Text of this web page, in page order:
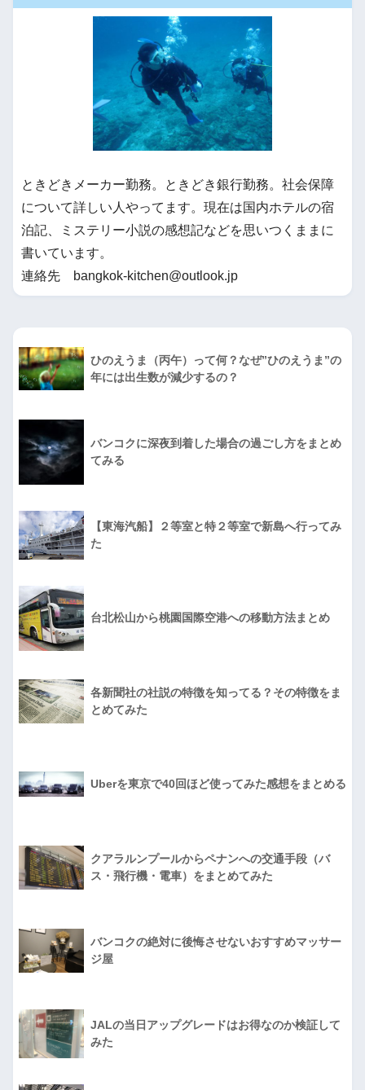
ときどきメーカー勤務。ときどき銀行勤務。社会保障
について詳しい人やってます。現在は国内ホテルの宿
泊記、ミステリー小説の感想記などを思いつくままに
書いています。
連絡先 bangkok-kitchen@outlook.jp
ひのえうま（丙午）って何？なぜ”ひのえうま”の
年には出生数が減少するの？
バンコクに深夜到着した場合の過ごし方をまとめ
てみる
【東海汽船】２等室と特２等室で新島へ行ってみ
た
台北松山から桃園国際空港への移動方法まとめ
各新聞社の社説の特徴を知ってる？その特徴をま
とめてみた
Uberを東京で40回ほど使ってみた感想をまとめる
クアラルンプールからペナンへの交通手段（バ
ス・飛行機・電車）をまとめてみた
バンコクの絶対に後悔させないおすすめマッサー
ジ屋
JALの当日アップグレードはお得なのか検証して
みた